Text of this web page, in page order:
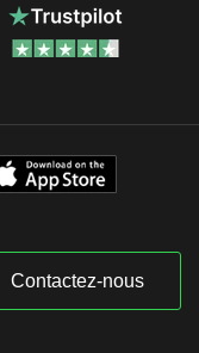
Contactez-nous